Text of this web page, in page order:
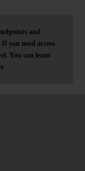
and
you need access
You can learn